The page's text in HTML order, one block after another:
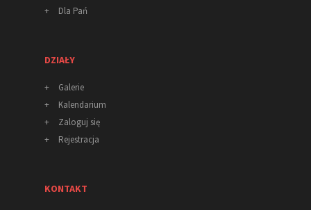
+
Dla Pań
DZIAŁY
+
Galerie
+
Kalendarium
+
Zaloguj się
+
Rejestracja
KONTAKT